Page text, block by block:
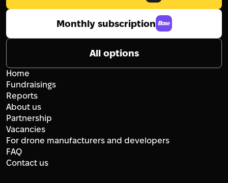
Monthly subscription
All options
Home
Fundraisings
Reports
About us
Partnership
Vacancies
For drone manufacturers and developers
FAQ
Contact us